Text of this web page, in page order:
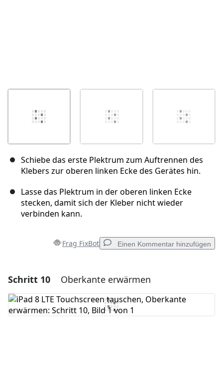
Schiebe das erste Plektrum zum Auftrennen des
Klebers zur oberen linken Ecke des Gerätes hin.
Lasse das Plektrum in der oberen linken Ecke
stecken, damit sich der Kleber nicht wieder
verbinden kann.
Frag FixBot Einen Kommentar hinzufügen
Einen Kommentar hinzufügen
Kommentar hinzufügen
Schritt 10 Oberkante erwärmen